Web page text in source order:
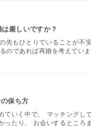
厳しいですか？
先もひとりでいることが不
のであれば再婚を考えてい
では、40代からの再婚は厳
保ち方
ていく中で、 マッチングし
ったり、 お会いするところ